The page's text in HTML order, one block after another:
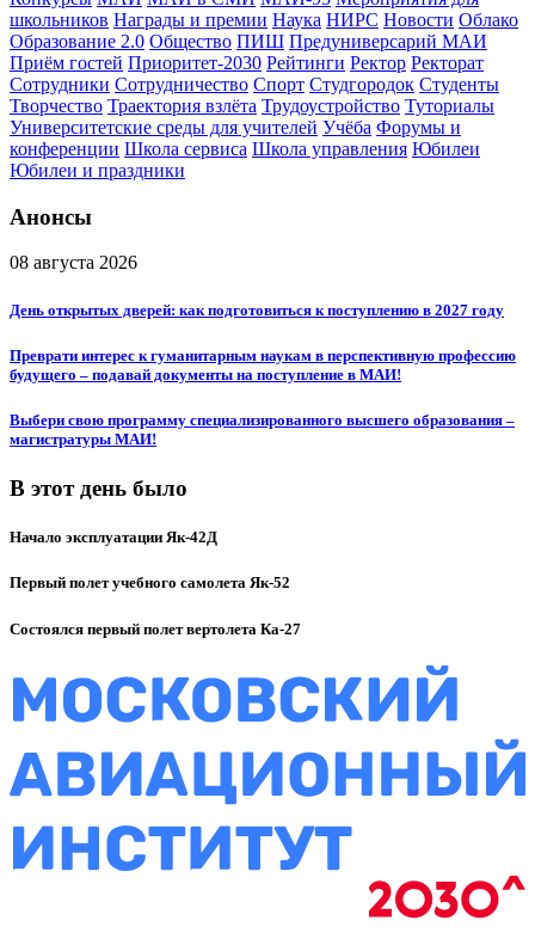
школьников Награды и премии Наука НИРС Новости Облако
Образование 2.0 Общество ПИШ Предуниверсарий МАИ
Приём гостей Приоритет-2030 Рейтинги Ректор Ректорат
Сотрудники Сотрудничество Спорт Студгородок Студенты
Творчество Траектория взлёта Трудоустройство Туториалы
Университетские среды для учителей Учёба Форумы и
конференции Школа сервиса Школа управления Юбилеи
Юбилеи и праздники
Анонсы
08 августа 2026
День открытых дверей: как подготовиться к поступлению в 2027 году
Преврати интерес к гуманитарным наукам в перспективную профессию
будущего – подавай документы на поступление в МАИ!
Выбери свою программу специализированного высшего образования –
магистратуры МАИ!
В этот день было
Начало эксплуатации Як-42Д
Первый полет учебного самолета Як-52
Состоялся первый полет вертолета Ка-27